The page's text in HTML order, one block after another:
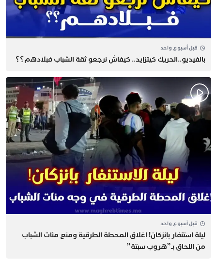
قبل أسبوع واحد
بالفيديو..الحريك كيتزايد.. كيفاش نرجعو ثقة الشباب فبلادهم؟؟
قبل أسبوع واحد
​ليلة استنفار بإنزكان! إغلاق المحطة الطرقية ومنع مئات الشباب
من اللحاق بـ”هروب سبتة”